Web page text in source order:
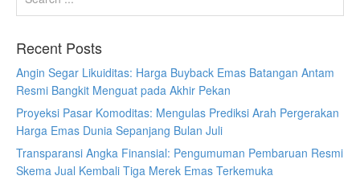
Recent Posts
Angin Segar Likuiditas: Harga Buyback Emas Batangan Antam
Resmi Bangkit Menguat pada Akhir Pekan
Proyeksi Pasar Komoditas: Mengulas Prediksi Arah Pergerakan
Harga Emas Dunia Sepanjang Bulan Juli
Transparansi Angka Finansial: Pengumuman Pembaruan Resmi
Skema Jual Kembali Tiga Merek Emas Terkemuka